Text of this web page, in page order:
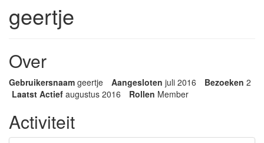
geertje
Over
Gebruikersnaam geertje Aangesloten juli 2016 Bezoeken 2
Laatst Actief augustus 2016 Rollen Member
Activiteit